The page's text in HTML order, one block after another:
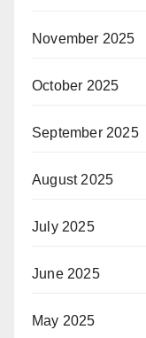
November 2025
October 2025
September 2025
August 2025
July 2025
June 2025
May 2025